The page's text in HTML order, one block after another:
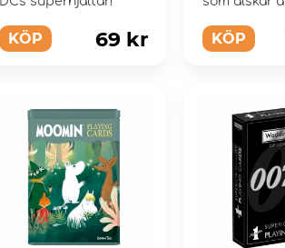
KÖP 69 kr KÖP